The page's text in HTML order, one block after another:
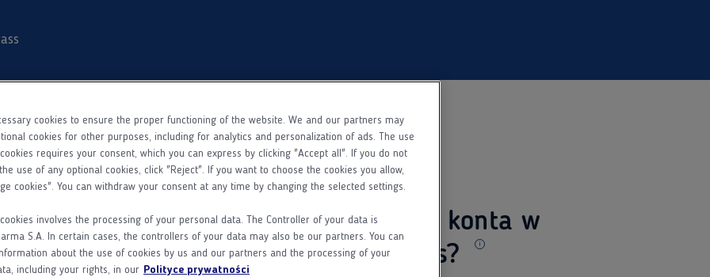
Adamed
informacje
Nie masz jeszcze konta w
Adamed Pass?
cookies to ensure the proper functioning of the website. We and our partners may
cookies for other purposes, including for analytics and personalization of ads. The use
requires your consent, which you can express by clicking "Accept all". If you do not
use of any optional cookies, click "Reject". If you want to choose the cookies you allow,
cookies". You can withdraw your consent at any time by changing the selected settings.
cookies involves the processing of your personal data. The Controller of your data is
S.A. In certain cases, the controllers of your data may also be our partners. You can
about the use of cookies by us and our partners and the processing of your
including your rights, in our Polityce prywatności